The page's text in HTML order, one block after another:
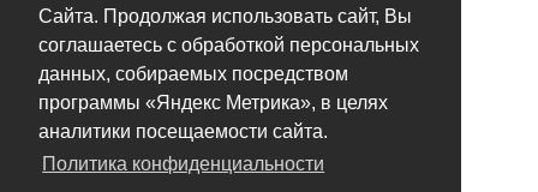
Сайта. Продолжая использовать сайт, Вы
соглашаетесь с обработкой персональных
данных, собираемых посредством
программы «Яндекс Метрика», в целях
аналитики посещаемости сайта.
Политика конфиденциальности